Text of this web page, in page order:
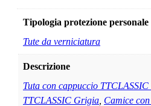
Tipologia protezione personale
Tute da verniciatura
Descrizione
Tuta con cappuccio
TTCLASSIC Grigia Camice